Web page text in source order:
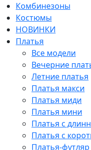
Комбинезоны
Костюмы
НОВИНКИ
Платья
Все модели
Вечерние
Летние платья
Платья макси
Платья миди
Платья мини
Платья с
Платья с
Платья-футляр